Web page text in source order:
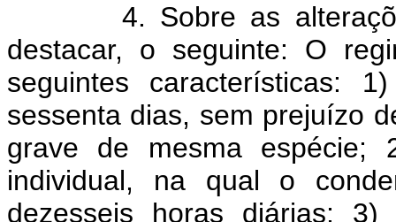
4. Sobre as alterações
destacar, o seguinte: O
seguintes características:
sessenta dias, sem prejuízo
grave de mesma espécie;
individual, na qual o
dezesseis horas diárias;